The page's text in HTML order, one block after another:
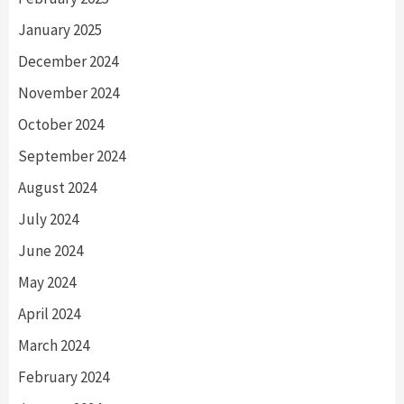
January 2025
December 2024
November 2024
October 2024
September 2024
August 2024
July 2024
June 2024
May 2024
April 2024
March 2024
February 2024